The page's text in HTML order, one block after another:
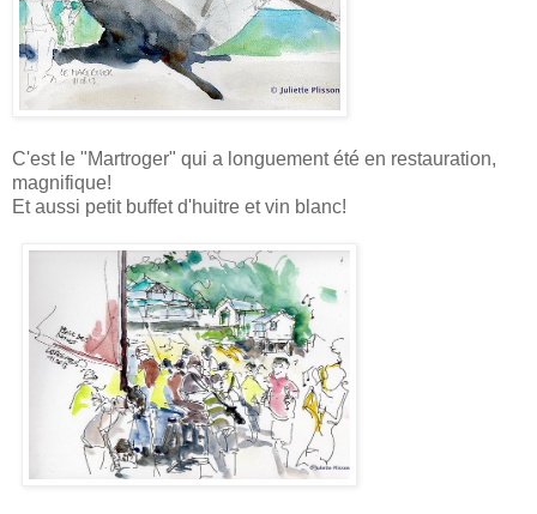
C'est le "Martroger" qui a longuement été en restauration,
magnifique!
Et aussi petit buffet d'huitre et vin blanc!